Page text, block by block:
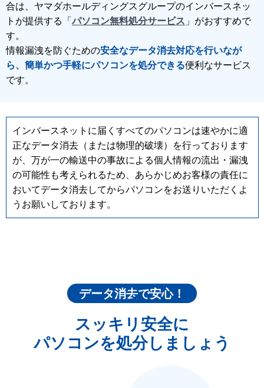
合は、ヤマダホールディングスグループのインバースネッ
トが提供する「 パソコン無料処分サービス 」がおすすめで
す。
情報漏洩を防ぐための安全なデータ消去対応を行いなが
ら、簡単かつ手軽にパソコンを処分できる便利なサービス
です。
インバースネットに届くすべてのパソコンは速やかに適
正なデータ消去（または物理的破壊）を行っております
が、万が一の輸送中の事故による個人情報の流出・漏洩
の可能性も考えられるため、あらかじめお客様の責任に
おいてデータ消去してからパソコンをお送りいただくよ
うお願いしております。
データ消去で安心！
スッキリ安全に
パソコンを処分しましょう